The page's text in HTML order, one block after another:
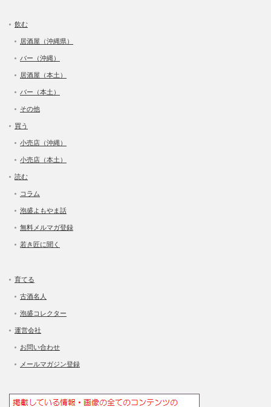
飲む
居酒屋（沖縄県）
バー（沖縄）
居酒屋（本土）
バー（本土）
その他
買う
小売店（沖縄）
小売店（本土）
読む
コラム
泡盛よもやま話
無料メルマガ登録
若き匠に聞く
育てる
古酒名人
泡盛コレクター
運営会社
お問い合わせ
メールマガジン登録